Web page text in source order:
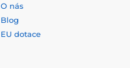
O nás
Blog
EU dotace